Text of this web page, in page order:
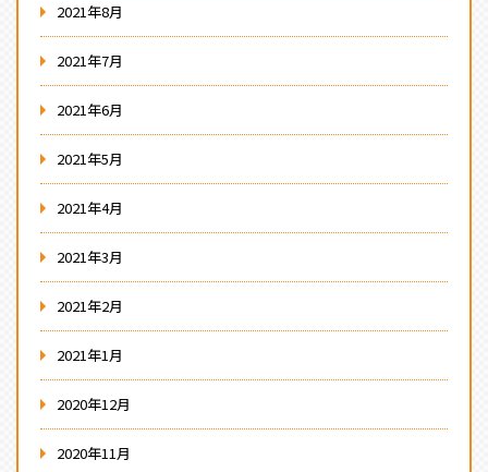
2021年8月
2021年7月
2021年6月
2021年5月
2021年4月
2021年3月
2021年2月
2021年1月
2020年12月
2020年11月